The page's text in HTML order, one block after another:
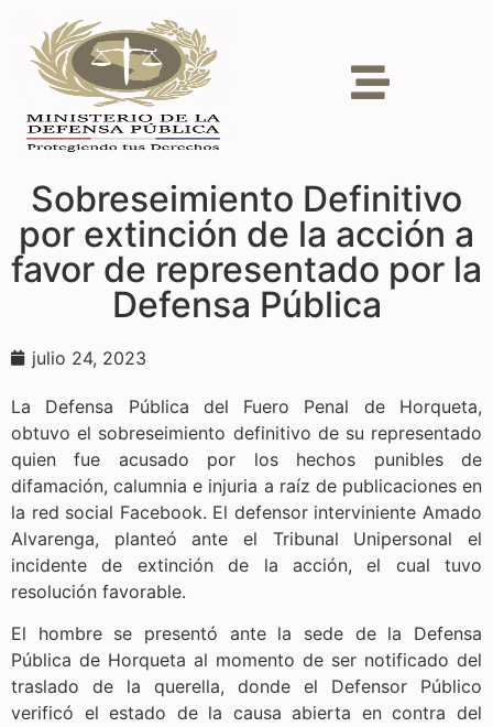
Sobreseimiento Definitivo
por extinción de la acción a
favor de representado por la
Defensa Pública
julio 24, 2023
La Defensa Pública del Fuero Penal de Horqueta,
obtuvo el sobreseimiento definitivo de su representado
quien fue acusado por los hechos punibles de
difamación, calumnia e injuria a raíz de publicaciones en
la red social Facebook. El defensor interviniente Amado
Alvarenga, planteó ante el Tribunal Unipersonal el
incidente de extinción de la acción, el cual tuvo
resolución favorable.
El hombre se presentó ante la sede de la Defensa
Pública de Horqueta al momento de ser notificado del
traslado de la querella, donde el Defensor Público
verificó el estado de la causa abierta en contra del